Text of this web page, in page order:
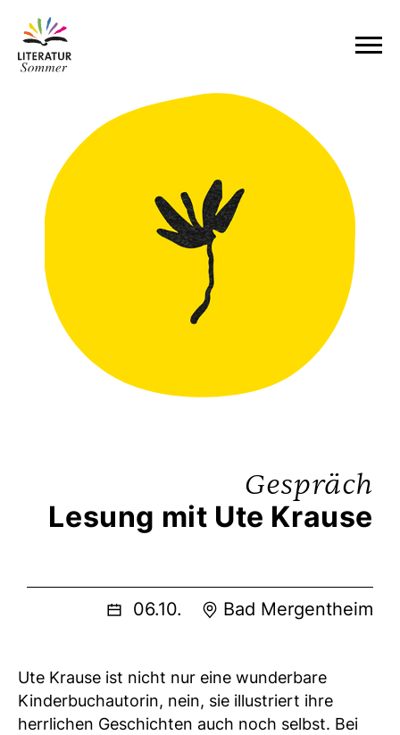
Zum Inhalt springen
Gespräch
Lesung mit Ute Krause
06.10. Bad Mergentheim
Ute Krause ist nicht nur eine wunderbare
Kinderbuchautorin, nein, sie illustriert ihre
herrlichen Geschichten auch noch selbst. Bei